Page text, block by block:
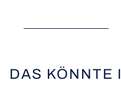
DAS KÖNNTE